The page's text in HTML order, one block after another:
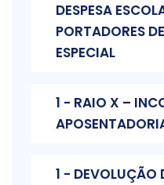
DESPESA
PORTADORES
ESPECIAL
1 - RAIO X –
1 - DEVOLUÇÃO